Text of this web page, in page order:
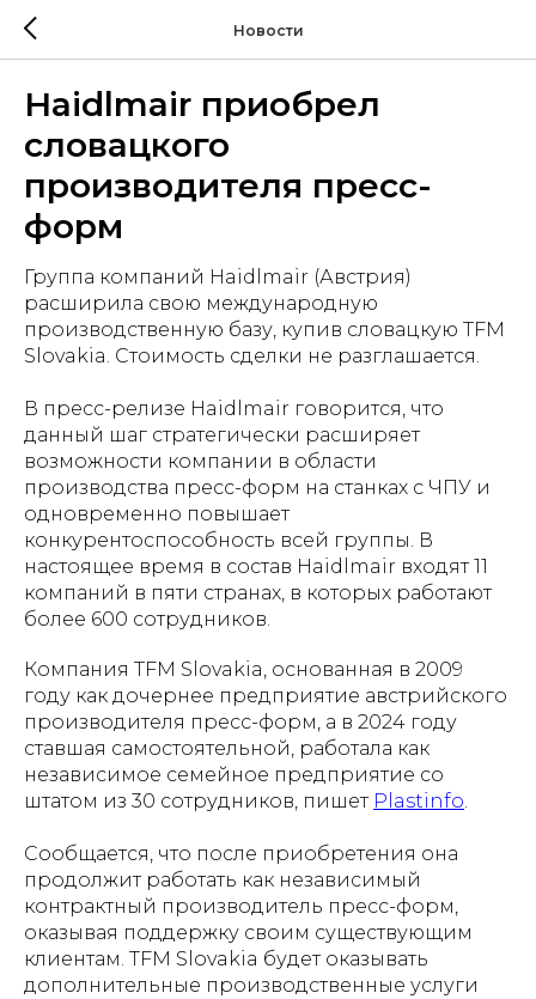
Новости
Haidlmair приобрел
словацкого
производителя пресс-
форм
Группа компаний Haidlmair (Австрия)
расширила свою международную
производственную базу, купив словацкую TFM
Slovakia. Стоимость сделки не разглашается.
В пресс-релизе Haidlmair говорится, что
данный шаг стратегически расширяет
возможности компании в области
производства пресс-форм на станках с ЧПУ и
одновременно повышает
конкурентоспособность всей группы. В
настоящее время в состав Haidlmair входят 11
компаний в пяти странах, в которых работают
более 600 сотрудников.
Компания TFM Slovakia, основанная в 2009
году как дочернее предприятие австрийского
производителя пресс-форм, а в 2024 году
ставшая самостоятельной, работала как
независимое семейное предприятие со
штатом из 30 сотрудников, пишет Рlastinfo.
Сообщается, что после приобретения она
продолжит работать как независимый
контрактный производитель пресс-форм,
оказывая поддержку своим существующим
клиентам. TFM Slovakia будет оказывать
дополнительные производственные услуги